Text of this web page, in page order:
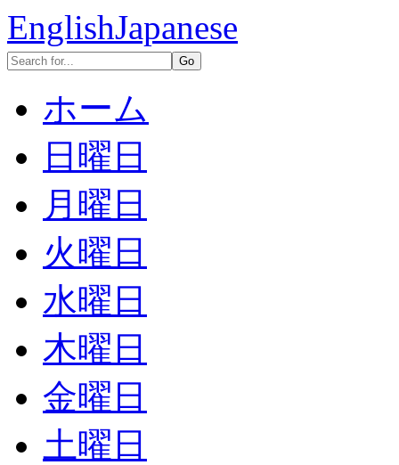
EnglishJapanese
ホーム
日曜日
月曜日
火曜日
水曜日
木曜日
金曜日
土曜日